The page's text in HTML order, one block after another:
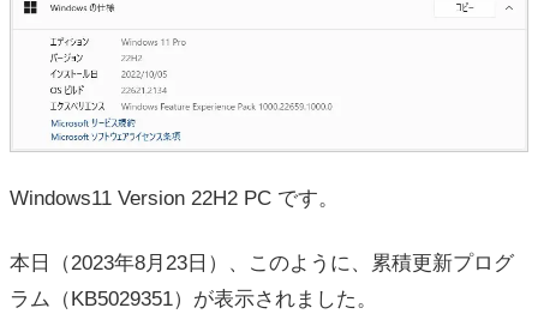
Windows11 Version 22H2 PC です。
本日（2023年8月23日）、このように、累積更新プログ
ラム（KB5029351）が表示されました。